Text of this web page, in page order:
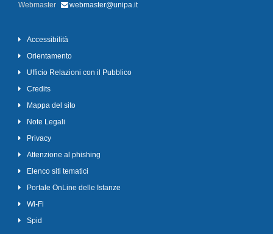
Webmaster
webmaster@unipa.it
Accessibilità
Orientamento
Ufficio Relazioni con il Pubblico
Credits
Mappa del sito
Note Legali
Privacy
Attenzione al phishing
Elenco siti tematici
Portale OnLine delle Istanze
Wi-Fi
Spid